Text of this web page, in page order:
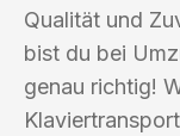
Qualität und
bist du bei
genau richtig!